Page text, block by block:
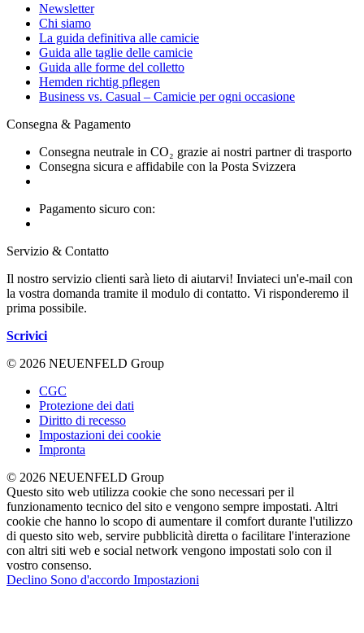
Newsletter
Chi siamo
La guida definitiva alle camicie
Guida alle taglie delle camicie
Guida alle forme del colletto
Hemden richtig pflegen
Business vs. Casual – Camicie per ogni occasione
Consegna & Pagamento
Consegna neutrale in CO₂ grazie ai nostri partner di trasporto
Consegna sicura e affidabile con la Posta Svizzera
Pagamento sicuro con:
Servizio & Contatto
Il nostro servizio clienti sarà lieto di aiutarvi! Inviateci un'e-mail con
la vostra domanda tramite il modulo di contatto. Vi risponderemo il
prima possibile.
Scrivici
© 2026 NEUENFELD Group
CGC
Protezione dei dati
Diritto di recesso
Impostazioni dei cookie
Impronta
© 2026 NEUENFELD Group
Questo sito web utilizza cookie che sono necessari per il
funzionamento tecnico del sito e vengono sempre impostati. Altri
cookie che hanno lo scopo di aumentare il comfort durante l'utilizzo
di questo sito web, servire pubblicità diretta o facilitare l'interazione
con altri siti web e social network vengono impostati solo con il
vostro consenso.
Declino Sono d'accordo Impostazioni